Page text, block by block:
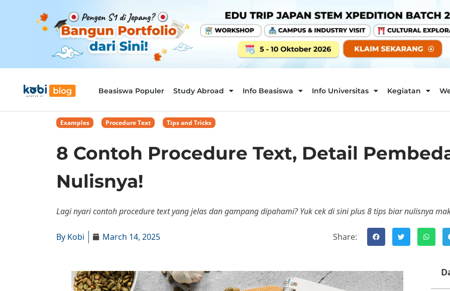
Beasiswa Populer Study Abroad Info Beasiswa Info Universitas Kegiatan
Examples Procedure Text Tips and Tricks
8 Contoh Procedure Text, Detail
Nulisnya!
Lagi nyari contoh procedure text yang jelas dan gampang dipahami? Yuk cek di sini plus 8 tips biar nulisnya
By Kobi March 14, 2025 Share: